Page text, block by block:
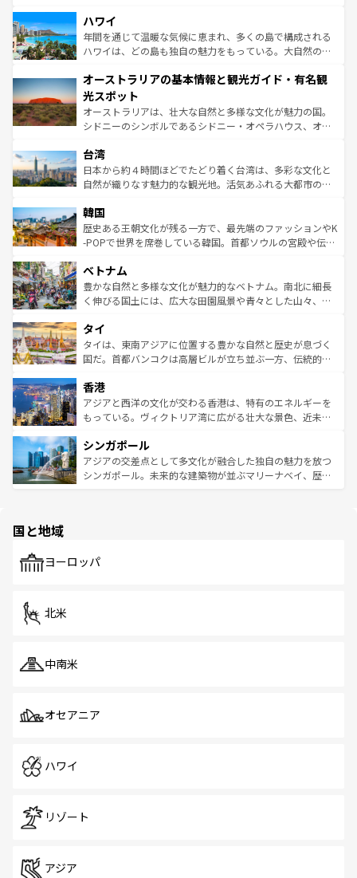
着のスイス情報は
のような巨大都市は、観光、ショッピング、エンターテイ
ンメントが詰まった刺激的なスポットだ。一方、アメリカ
西部には大自然が広がり、グランドキャニオンやイエロー
部のニューオーリンズでは、音楽と美食が融合した独特の
文化が魅力。旅行者はアメリカの各地域で異なる魅力を楽
しみながら、その多様性と豊かな歴史を感じることができ
るだろう。車でのロードトリップや列車の旅も、アメリカ
情報は
ハワイ
年間を通じて温暖な気候に恵まれ、多くの島で構成される
ハワイは、どの島も独自の魅力をもっている。大自然の神
ワイ島は見逃せない。また、定番の観光地といえばオアフ
島だが、静かな自然を求めるならマウイ島やカウアイ島が
おすすめ。エメラルドグリーンに輝く海をはじめ、豊かな
文化や歴史が息づいている。「アロハスピリット」と呼ば
人々、おいしいローカルフードやハワイアンミュージッ
ク、伝統的なフラダンスなど、すべてがハワイの魅力を彩
っている。訪れるたびに新しい発見と感動が待っているハ
はコンテンツ一覧
オーストラリアの基本情報と観光ガイド・有名観
光スポット
オーストラリアは、壮大な自然と多様な文化が魅力の国。
シドニーのシンボルであるシドニー・オペラハウス、オー
リアリーフや大陸中央部にそびえるウルル（エアーズロッ
ク）、タスマニアの美しい原生林やケアンズの熱帯雨林な
ど、見どころがたくさん。また、カフェやワイン、オージ
いる。アクティビティも充実しており、サーフィンやダイ
ビング、ハイキングなど、アウトドア好きにはたまらな
い。オーストラリアの多彩な魅力を存分に味わいつくそ
参照してほしい。
台湾
日本から約４時間ほどでたどり着く台湾は、多彩な文化と
自然が織りなす魅力的な観光地。活気あふれる大都市の台
ン）、静ひつな山岳地帯である台湾東部など、都市の喧騒
と山間の静けさが共存しており、訪れる人に新しい発見と
驚きをもたらしてくれる。また、奥深い台湾の食文化も魅
容にもいいと評判のスイーツなど、バラエティ豊かな料理
が味わえる。 なお、新着の台湾情報は コンテンツ一覧を参
照してほしい。
韓国
歴史ある王朝文化が残る一方で、最先端のファッションやK
-POPで世界を席巻している韓国。首都ソウルの宮殿や伝統
き、地方に足を延ばせば四季折々の自然美を楽しむことが
できる。そして、キムチや焼肉、絶品のストリートフード
まで、さまざまな韓国料理が待っている。夜には、韓国な
リティに包まれながら、韓国の多彩な魅力を心ゆくまで味
わってみてほしい。 なお、新着の韓国情報はコンテンツ一
覧を参照してほしい。
ベトナム
豊かな自然と多様な文化が魅力的なベトナム。南北に細長
く伸びる国土には、広大な田園風景や青々とした山々、世
急速な発展と共に伝統が息づく。ハノイの古い町並みやホ
ーチミン市のフランス統治時代の建物も、独特の雰囲気を
醸し出している。また、バラエティの豊かさとおいしさで
とつ。フォーやバインミー、ベトナムコーヒーなどは、ぜ
ひ現地で味わいたい。どの地域を訪れてもあたたかい人々
が旅行者を迎えてくれるので、きっと忘れられない旅にな
参照してほしい。
タイ
タイは、東南アジアに位置する豊かな自然と歴史が息づく
国だ。首都バンコクは高層ビルが立ち並ぶ一方、伝統的な
の活気が交差している。北部ではチェンマイなどの山岳地
帯で自然と触れ合い、南部ではプーケットやクラビの美し
いビーチでリゾート気分を楽しむことができる。タイ料理
激する。気候は一年中温暖で、どの季節にも異なる楽しみ
が待っている。親しみやすいタイの人々、仏教を中心とし
た文化、そして多様な観光資源が、訪れる旅人を魅了し続
香港
アジアと西洋の文化が交わる香港は、特有のエネルギーを
もっている。ヴィクトリア湾に広がる壮大な景色、近未来
み、どこを訪れても感動するはず。観光スポットが密集し
ており、効率よく見どころを回れるのも魅力。息をのむよ
うな絶景から文化的な体験まで、香港を存分に楽しみ尽く
シンガポール
アジアの交差点として多文化が融合した独自の魅力を放つ
シンガポール。未来的な建築物が並ぶマリーナベイ、歴史
で、ホーカーズは地元の風情を楽しめる外せないスポット
国と地域
ヨーロッパ
北米
中南米
オセアニア
ハワイ
リゾート
アジア